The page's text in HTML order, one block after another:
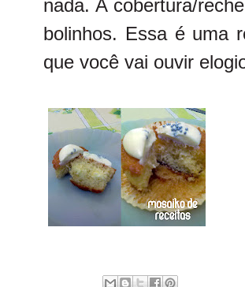
nada. A cobertura/
bolinhos. Essa é uma
que você vai ouvir